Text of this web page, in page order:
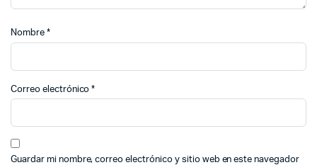
Nombre *
Correo electrónico*
Guardar mi nombre, correo electrónico y sitio web en este navegador